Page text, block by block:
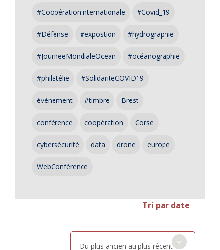
#CoopérationInternationale #Covid_19
#Défense #expostion #hydrographie
#JourneeMondialeOcean #océanographie
#philatélie #SolidariteCOVID19
événement #timbre Brest
conférence coopération Corse
cybersécurité data drone europe
WebConférence
Tri par date
Du plus ancien au plus récent